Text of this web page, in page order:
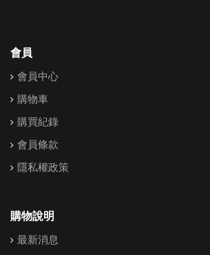
會員
會員中心
購物車
購買紀錄
會員條款
隱私權政策
購物說明
最新消息